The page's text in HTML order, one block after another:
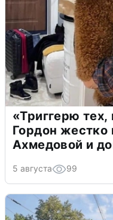
«Триггерю тех,
Гордон жестко
Ахмедовой и
5 августа 99